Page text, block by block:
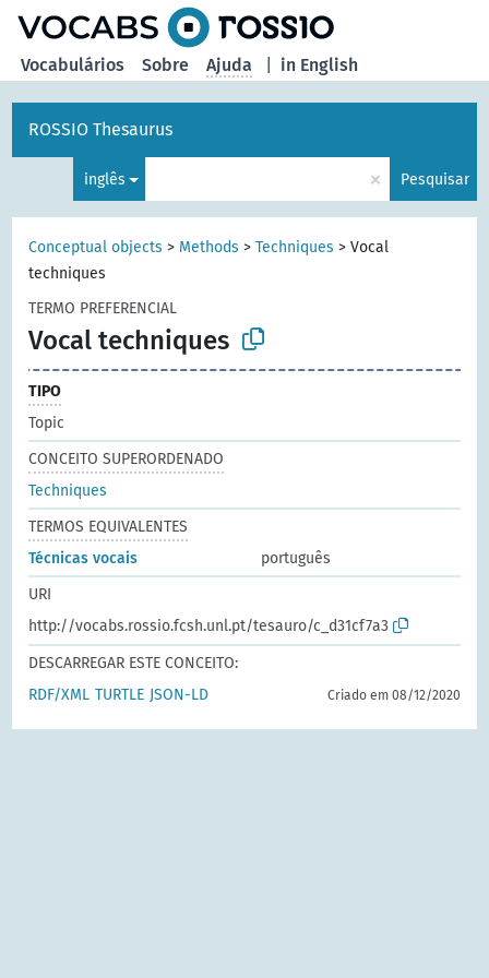
in English
Vocabulários Sobre Ajuda
ROSSIO Thesaurus
inglês × Pesquisar
Conceptual objects > Methods >Techniques >Vocal
techniques
TERMO PREFERENCIAL
Vocal techniques
TIPO
Topic
CONCEITO SUPERORDENADO
Techniques
TERMOS EQUIVALENTES
Técnicas vocais
português
URI
http://vocabs.rossio.fcsh.unl.pt/tesauro/c_d31cf7a3
DESCARREGAR ESTE CONCEITO:
RDF/XML TURTLE JSON-LD Criado em 08/12/2020